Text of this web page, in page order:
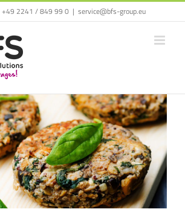
+49 2241 / 849 99 0 | service@bfs-group.eu